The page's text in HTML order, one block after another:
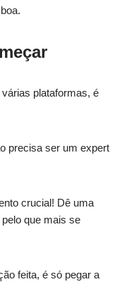
plataformas, é
precisa ser um expert
crucial! Dê uma
que mais se
feita, é só pegar a